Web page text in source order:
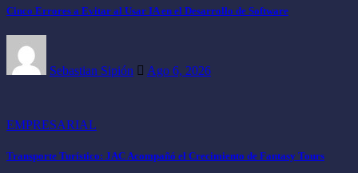
Cinco Errores a Evitar al Usar IA en el Desarrollo de Software
Sebastian Sipión Ago 6, 2026
EMPRESARIAL
Transporte Turístico: JAC Acompañó el Crecimiento de Fantasy Tours